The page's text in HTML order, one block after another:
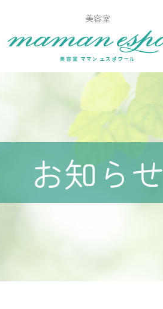
美容室
お知らせ